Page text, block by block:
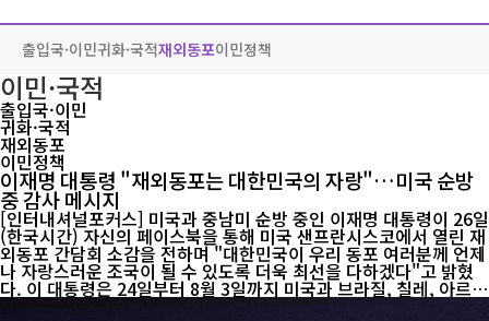
출입국·이민귀화·국적재외동포이민정책
이민·국적
출입국·이민
귀화·국적
재외동포
이민정책
이재명 대통령 "재외동포는 대한민국의 자랑"…미국 순방
중 감사 메시지
[인터내셔널포커스] 미국과 중남미 순방 중인 이재명 대통령이 26일
(한국시간) 자신의 페이스북을 통해 미국 샌프란시스코에서 열린 재
외동포 간담회 소감을 전하며 "대한민국이 우리 동포 여러분께 언제
나 자랑스러운 조국이 될 수 있도록 더욱 최선을 다하겠다"고 밝혔
다. 이 대통령은 24일부터 8월 3일까지 미국과 브라질, 칠레, 아르헨
티나, 독일을 차례로 방문하는 11일간의 순방 일정을 소화하고 있